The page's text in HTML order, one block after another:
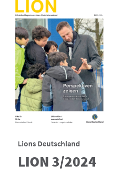
Lions Deutschland
LION 3/2024